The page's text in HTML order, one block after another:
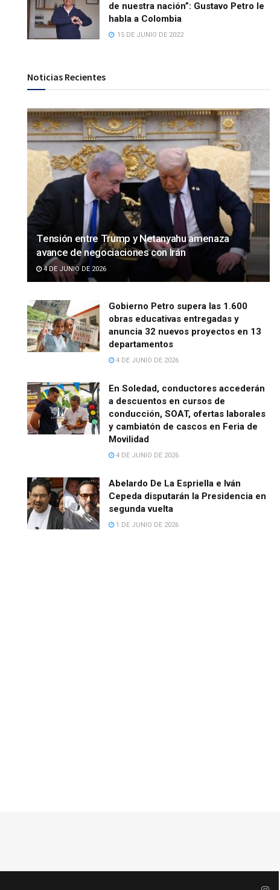
de nuestra nación”: Gustavo Petro le
habla a Colombia
15 DE JUNIO DE 2022
Noticias Recientes
Tensión entre Trump y Netanyahu amenaza
avance de negociaciones con Irán
4 DE JUNIO DE 2026
Gobierno Petro supera las 1.600
obras educativas entregadas y
anuncia 32 nuevos proyectos en 13
departamentos
4 DE JUNIO DE 2026
En Soledad, conductores accederán
a descuentos en cursos de
conducción, SOAT, ofertas laborales
y cambiatón de cascos en Feria de
Movilidad
4 DE JUNIO DE 2026
Abelardo De La Espriella e Iván
Cepeda disputarán la Presidencia en
segunda vuelta
1 DE JUNIO DE 2026